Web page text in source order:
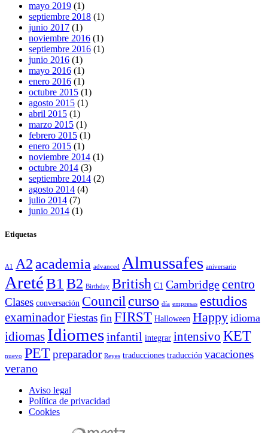
mayo 2019 (1)
septiembre 2018 (1)
junio 2017 (1)
noviembre 2016 (1)
septiembre 2016 (1)
junio 2016 (1)
mayo 2016 (1)
enero 2016 (1)
octubre 2015 (1)
agosto 2015 (1)
abril 2015 (1)
marzo 2015 (1)
febrero 2015 (1)
enero 2015 (1)
noviembre 2014 (1)
octubre 2014 (3)
septiembre 2014 (2)
agosto 2014 (4)
julio 2014 (7)
junio 2014 (1)
Etiquetas
A1 A2academia advanced Almussafes aniversario
AretéB1 B2 Birthday British C1 Cambridgecentro
Clases conversación Council curso día empresas estudios
examinadorFiestas fin FIRST Halloween Happy idioma
idiomas Idiomesinfantil integrar intensivo KET
nuevo PETpreparador Reyes traducciones traducción vacaciones
verano
Aviso legal
Política de privacidad
Cookies